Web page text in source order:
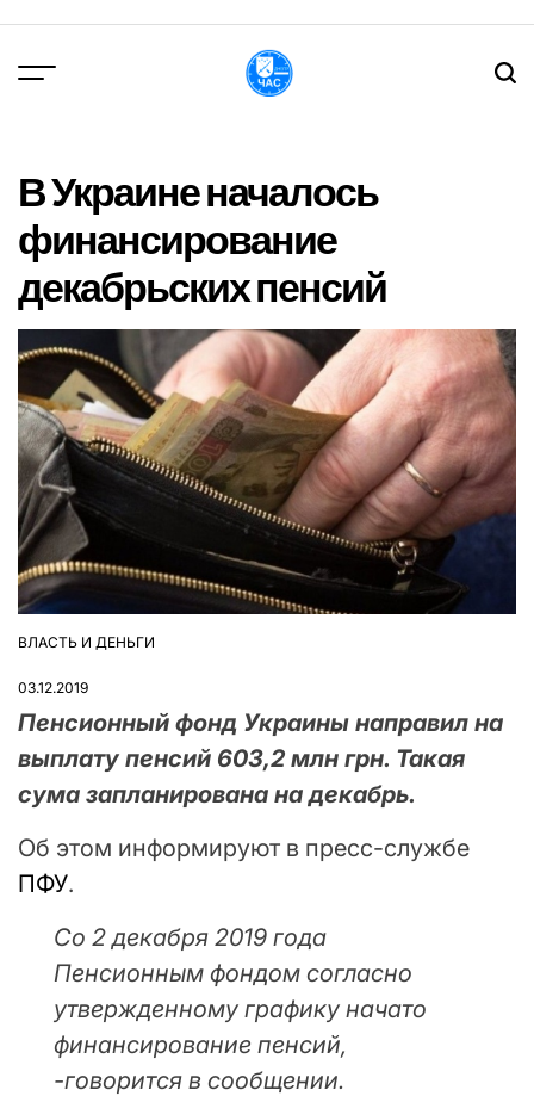
вмісту
В Украине началось
финансирование
декабрьских пенсий
ОПУБЛІКУВАТИ
ВЛАСТЬ И ДЕНЬГИ
03.12.2019
Пенсионный фонд Украины направил на
выплату пенсий 603,2 млн грн. Такая
сума запланирована на декабрь.
Об этом информируют в пресс-службе
ПФУ.
Со 2 декабря 2019 года
Пенсионным фондом согласно
утвержденному графику начато
финансирование пенсий,
-говорится в сообщении.